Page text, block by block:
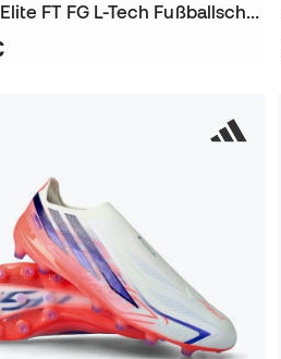
Predator Elite FT FG L-Tech Fußballschuhe